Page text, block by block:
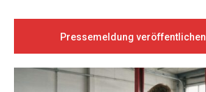
Pressemeldung veröffentlichen